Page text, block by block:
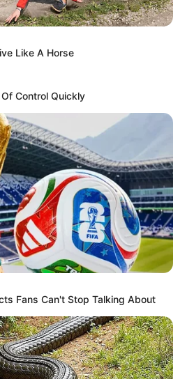
fue pacífica
VANDALISMO
aparece con bate en
medio de disturbios: unos
aplauden, otros piden
sanción
TOQUE DE QUEDA
Hay toque de queda y ley
seca en La Mesa,
Cundinamarca, por
disturbios entre la Policía y
manifestantes
MOTOCICLISTAS
Protesta de moteros de los
'Picaminosos' afectó
sector en Puente Aranda
Like A Horse
Control Quickly
Fans Can't Stop Talking About